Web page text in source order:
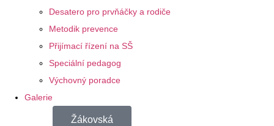
Desatero pro prvňáčky a rodiče
Metodik prevence
Přijímací řízení na SŠ
Speciální pedagog
Výchovný poradce
Galerie
Žákovská